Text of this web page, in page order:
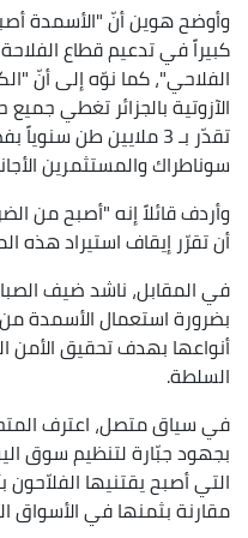
وأوضح هوين أنّ "الأسمدة
كبيراً في تدعيم قطاع
الفلاحي"، كما نوّه إلى أنّ
الآزوتية بالجزائر تغطي جميع
تقدّر بـ 3 ملايين طن
سوناطراك والمستثمرين
وأردف قائلاً إنه "أصبح من
أن تقرّر إيقاف استيراد هذه
في المقابل، ناشد ضيف
بضرورة استعمال الأسمدة
أنواعها بهدف تحقيق الأمن
السلطة.
في سياق متصل، اعترف
بجهود جبّارة لتنظيم سوق
التي أصبح يقتنيها
مقارنة بثمنها في الأسواق